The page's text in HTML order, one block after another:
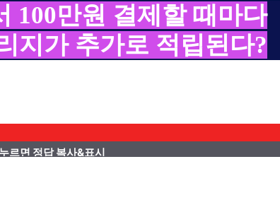
100만원 결제할 때마다
지가 추가로 적립된다?